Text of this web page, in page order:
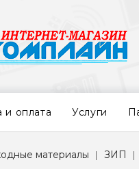
и оплата Услуги
материалы ЗИП